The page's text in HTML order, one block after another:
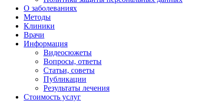
О заболеваниях
Методы
Клиники
Врачи
Информация
Видеосюжеты
Вопросы, ответы
Статьи, советы
Публикации
Результаты лечения
Стоимость услуг